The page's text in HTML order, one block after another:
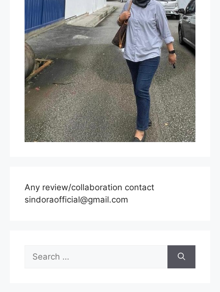
Any review/collaboration contact
sindoraofficial@gmail.com
for: